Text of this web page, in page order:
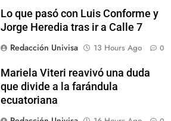
Lo que pasó con Luis Conforme y
Jorge Heredia tras ir a Calle 7
Redacción Univisa
13 Hours Ago 0
Mariela Viteri reavivó una duda
que divide a la farándula
ecuatoriana